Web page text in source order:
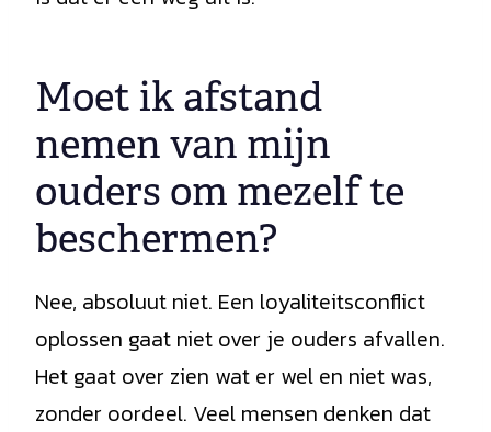
Moet ik afstand
nemen van mijn
ouders om mezelf te
beschermen?
Nee, absoluut niet. Een loyaliteitsconflict
oplossen gaat niet over je ouders afvallen.
Het gaat over zien wat er wel en niet was,
zonder oordeel. Veel mensen denken dat